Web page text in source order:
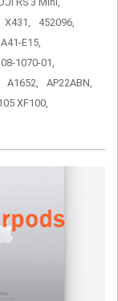
X431,
452096,
A41-E15,
1070-01,
A1652,
AP22ABN,
XF100,